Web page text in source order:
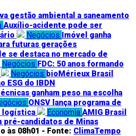
gestão ambiental a saneamento
Auxílio-acidente pode ser
Negócios Imóvel ganha
futuras gerações
se destaca no mercado de
Negócios FDC: 50 anos formando
Negócios bioMérieux Brasil
ESG do IBDN
ganham peso na escolha
ONSV lança programa de
logística
Economia AMIG Brasil
pré-candidatos de Minas
às 08h01 - Fonte: ClimaTempo